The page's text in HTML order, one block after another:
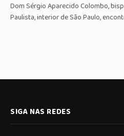
Dom Sérgio Aparecido Colombo,
Paulista, interior de São Paulo,
SIGA NAS REDES